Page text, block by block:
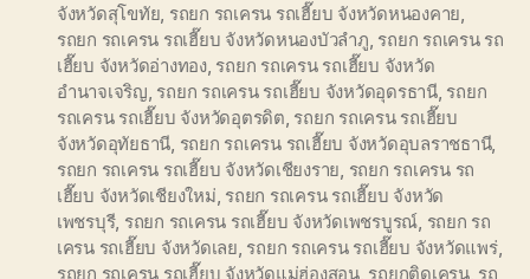
จังหวัดสุโขทัย, รถยก รถเครน รถเฮี๊ยบ จังหวัดหนองคาย,
รถยก รถเครน รถเฮี๊ยบ จังหวัดหนองบัวลำภู, รถยก รถเครน รถ
เฮี๊ยบ จังหวัดอ่างทอง, รถยก รถเครน รถเฮี๊ยบ จังหวัด
อำนาจเจริญ, รถยก รถเครน รถเฮี๊ยบ จังหวัดอุดรธานี, รถยก
รถเครน รถเฮี๊ยบ จังหวัดอุตรดิต, รถยก รถเครน รถเฮี๊ยบ
จังหวัดอุทัยธานี, รถยก รถเครน รถเฮี๊ยบ จังหวัดอุบลราชธานี,
รถยก รถเครน รถเฮี๊ยบ จังหวัดเชียงราย, รถยก รถเครน รถ
เฮี๊ยบ จังหวัดเชียงใหม่, รถยก รถเครน รถเฮี๊ยบ จังหวัด
เพชรบุรี, รถยก รถเครน รถเฮี๊ยบ จังหวัดเพชรบูรณ์, รถยก รถ
เครน รถเฮี๊ยบ จังหวัดเลย, รถยก รถเครน รถเฮี๊ยบ จังหวัดแพร่,
รถยก รถเครน รถเฮี๊ยบ จังหวัดแม่ฮ่องสอน, รถยกติดเครน, รถ